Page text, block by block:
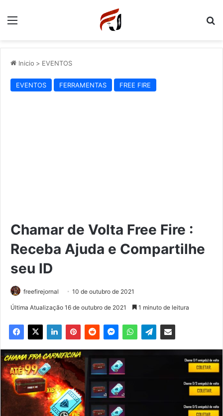
Menu
Inicio > EVENTOS
EVENTOS FERRAMENTAS FREE FIRE
Chamar de Volta Free Fire :
Receba Ajuda e Compartilhe
seu ID
freefirejornal 10 de outubro de 2021
Última Atualização 16 de outubro de 2021 1 minuto de leitura